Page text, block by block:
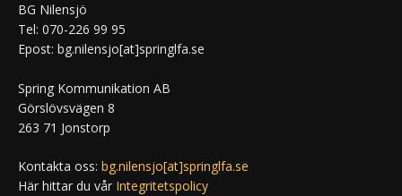
BG Nilensjö
Tel: 070-226 99 95
Epost: bg.nilensjo[at]springlfa.se
Spring Kommunikation AB
Görslövsvägen 8
263 71 Jonstorp
Kontakta oss: bg.nilensjo[at]springlfa.se
Här hittar du vår Integritetspolicy